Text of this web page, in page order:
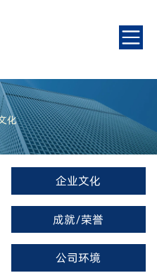
化
企业文化
成就/荣誉
公司环境